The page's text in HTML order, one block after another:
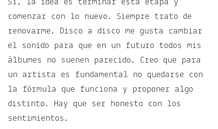
Sí, la idea es terminar esta etapa y
comenzar con lo nuevo. Siempre trato de
renovarme. Disco a disco me gusta cambiar
el sonido para que en un futuro todos mis
álbumes no suenen parecido. Creo que para
un artista es fundamental no quedarse con
la fórmula que funciona y proponer algo
distinto. Hay que ser honesto con los
sentimientos.